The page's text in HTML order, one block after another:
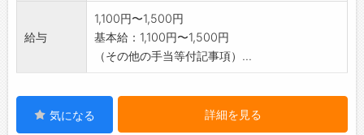
給与
1,100円〜1,500円
基本給：1,100円〜1,500円
（その他の手当等付記事項）...
気になる 詳細を見る